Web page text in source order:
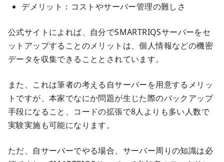
デメリット：コストやサーバー管理の難しさ
公式サイトによれば、自分でSMARTRIQSサーバーをセ
ットアップすることのメリットは、個人情報などの機密
データを収集できることとされています。
また、これは筆者の考える自サーバーを用意するメリッ
トですが、本家でなにか問題が生じた際のバックアップ
手段になること、コードの拡張で8人よりも多い人数で
実験実施も可能になります。
ただ、自サーバーでやる場合、サーバー周りの知識は必